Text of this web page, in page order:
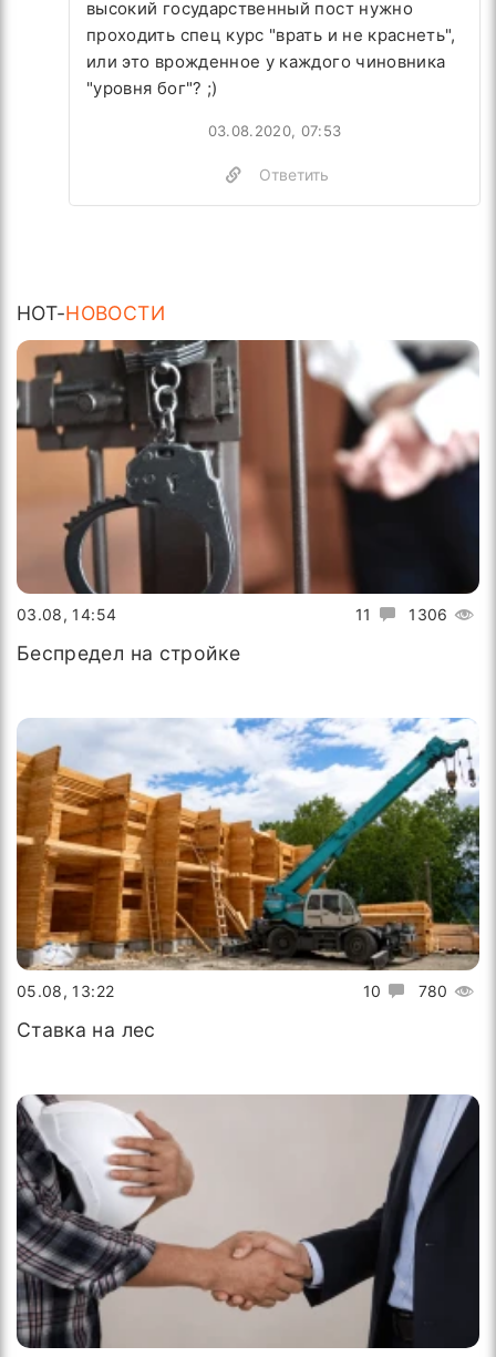
высокий государственный пост нужно
проходить спец курс "врать и не краснеть",
или это врожденное у каждого чиновника
"уровня бог"? ;)
03.08.2020, 07:53
Ответить
HOT-НОВОСТИ
11 1306
03.08, 14:54
Беспредел на стройке
10 780
05.08, 13:22
Ставка на лес